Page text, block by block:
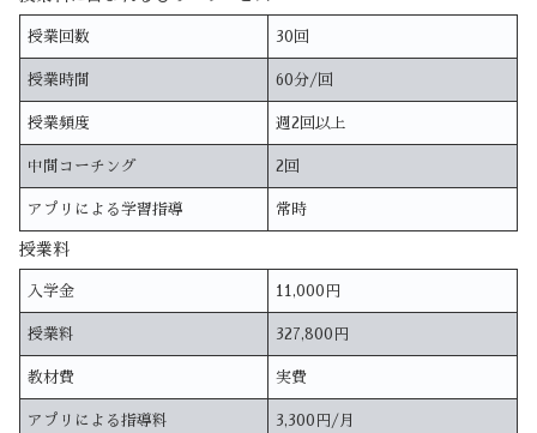
授業回数 30回
授業時間 60分/回
授業頻度 週2回以上
中間コーチング 2回
アプリによる学習指導 常時
授業料
入学金 11,000円
授業料 327,800円
教材費 実費
アプリによる指導料 3,300円/月